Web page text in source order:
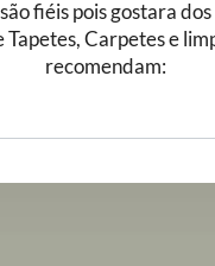
fiéis pois gostara
Tapetes, Carpetes e
recomendam: